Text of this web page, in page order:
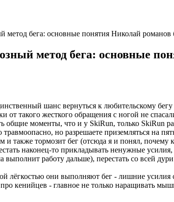
метод бега: основные понятия Николай романов
метод бега: основные
шанс вернуться к любительскому
от такого жесткого обращения с ногой не
общие моменты, что и у SkiRun, только SkiRun
но разрешаете приземляться на
также тормозит бег (отсюда я и понял, почему
наконец-то прикладывать ненужные
работу дальше), перестать со всей
лёгкостью они выполняют бег - лишние
кенийцев - главное не только наращивать